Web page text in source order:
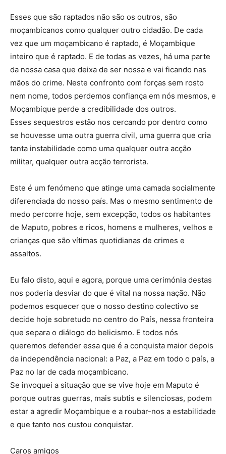
Esses que são raptados não são os outros, são
moçambicanos como qualquer outro cidadão. De cada
vez que um moçambicano é raptado, é Moçambique
inteiro que é raptado. E de todas as vezes, há uma parte
da nossa casa que deixa de ser nossa e vai ficando nas
mãos do crime. Neste confronto com forças sem rosto
nem nome, todos perdemos confiança em nós mesmos, e
Moçambique perde a credibilidade dos outros.
Esses sequestros estão nos cercando por dentro como
se houvesse uma outra guerra civil, uma guerra que cria
tanta instabilidade como uma qualquer outra acção
militar, qualquer outra acção terrorista.
Este é um fenómeno que atinge uma camada socialmente
diferenciada do nosso país. Mas o mesmo sentimento de
medo percorre hoje, sem excepção, todos os habitantes
de Maputo, pobres e ricos, homens e mulheres, velhos e
crianças que são vítimas quotidianas de crimes e
assaltos.
Eu falo disto, aqui e agora, porque uma cerimónia destas
nos poderia desviar do que é vital na nossa nação. Não
podemos esquecer que o nosso destino colectivo se
decide hoje sobretudo no centro do País, nessa fronteira
que separa o diálogo do belicismo. E todos nós
queremos defender essa que é a conquista maior depois
da independência nacional: a Paz, a Paz em todo o país, a
Paz no lar de cada moçambicano.
Se invoquei a situação que se vive hoje em Maputo é
porque outras guerras, mais subtis e silenciosas, podem
estar a agredir Moçambique e a roubar-nos a estabilidade
e que tanto nos custou conquistar.
Caros amigos